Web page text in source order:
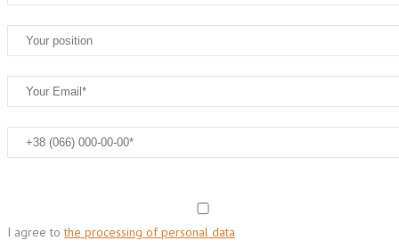
I agree tothe processing of personal data